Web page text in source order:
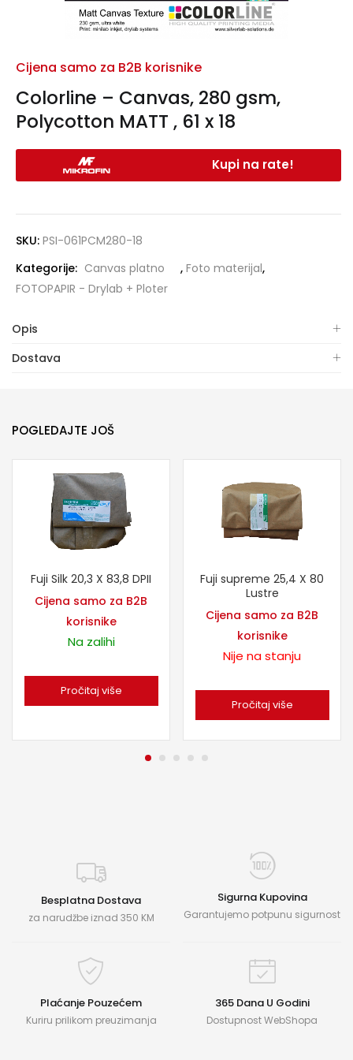
Colorline – Canvas, 280 gsm,
Polycotton MATT , 61 x 18
Cijena samo za B2B korisnike
Kupi na rate!
SKU: PSI-061PCM280-18
Kategorije: Canvas platno , Foto materijal,
FOTOPAPIR - Drylab + Ploter
Opis
Dostava
POGLEDAJTE JOŠ
Fuji Silk 20,3 X 83,8 DPII
Cijena samo za B2B
korisnike
Na zalihi
Pročitaj više
Fuji supreme 25,4 X 80
Lustre
Cijena samo za B2B
korisnike
Nije na stanju
Pročitaj više
Besplatna Dostava
za narudžbe iznad 350 KM
Sigurna Kupovina
Garantujemo potpunu sigurnost
Plaćanje Pouzećem
Kuriru prilikom preuzimanja
365 Dana U Godini
Dostupnost WebShopa